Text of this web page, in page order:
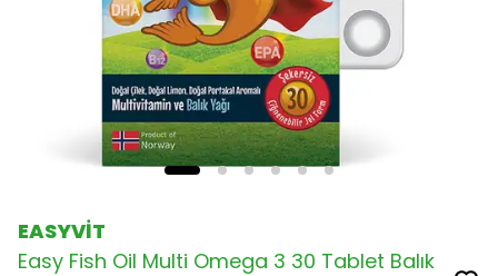
EASYVİT
Easy Fish Oil Multi Omega 3 30 Tablet Balık